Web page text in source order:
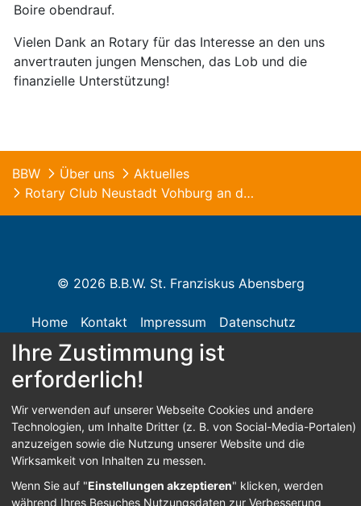
Boire obendrauf.
Vielen Dank an Rotary für das Interesse an den uns
anvertrauten jungen Menschen, das Lob und die
finanzielle Unterstützung!
BBW Über uns
Aktuelles
Rotary Club Neustadt Vohburg an der Donau zu Gast im B.B.W.
© 2026 B.B.W. St. Franziskus Abensberg
Home Kontakt Impressum
Datenschutz
Barrierefreiheit
Sign In
Ihre Zustimmung ist
erforderlich!
Wir verwenden auf unserer Webseite Cookies und andere
Technologien, um Inhalte Dritter (z. B. von Social-Media-Portalen)
anzuzeigen sowie die Nutzung unserer Website und die
Wirksamkeit von Inhalten zu messen.
Wenn Sie auf "Einstellungen akzeptieren" klicken, werden
während Ihres Besuches Nutzungsdaten zur Verbesserung